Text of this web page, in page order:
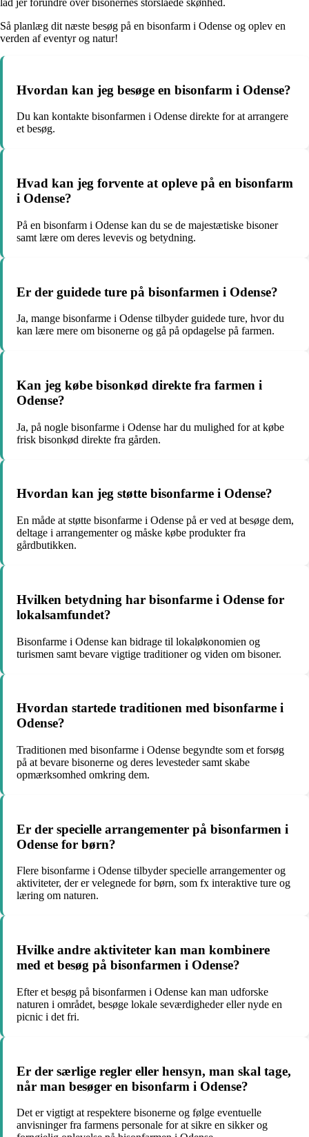
lad jer forundre over bisonernes storslåede skønhed.
Så planlæg dit næste besøg på en bisonfarm i Odense og oplev en
verden af eventyr og natur!
Hvordan kan jeg besøge en bisonfarm i Odense?
Du kan kontakte bisonfarmen i Odense direkte for at arrangere
et besøg.
Hvad kan jeg forvente at opleve på en bisonfarm
i Odense?
På en bisonfarm i Odense kan du se de majestætiske bisoner
samt lære om deres levevis og betydning.
Er der guidede ture på bisonfarmen i Odense?
Ja, mange bisonfarme i Odense tilbyder guidede ture, hvor du
kan lære mere om bisonerne og gå på opdagelse på farmen.
Kan jeg købe bisonkød direkte fra farmen i
Odense?
Ja, på nogle bisonfarme i Odense har du mulighed for at købe
frisk bisonkød direkte fra gården.
Hvordan kan jeg støtte bisonfarme i Odense?
En måde at støtte bisonfarme i Odense på er ved at besøge dem,
deltage i arrangementer og måske købe produkter fra
gårdbutikken.
Hvilken betydning har bisonfarme i Odense for
lokalsamfundet?
Bisonfarme i Odense kan bidrage til lokaløkonomien og
turismen samt bevare vigtige traditioner og viden om bisoner.
Hvordan startede traditionen med bisonfarme i
Odense?
Traditionen med bisonfarme i Odense begyndte som et forsøg
på at bevare bisonerne og deres levesteder samt skabe
opmærksomhed omkring dem.
Er der specielle arrangementer på bisonfarmen i
Odense for børn?
Flere bisonfarme i Odense tilbyder specielle arrangementer og
aktiviteter, der er velegnede for børn, som fx interaktive ture og
læring om naturen.
Hvilke andre aktiviteter kan man kombinere
med et besøg på bisonfarmen i Odense?
Efter et besøg på bisonfarmen i Odense kan man udforske
naturen i området, besøge lokale seværdigheder eller nyde en
picnic i det fri.
Er der særlige regler eller hensyn, man skal tage,
når man besøger en bisonfarm i Odense?
Det er vigtigt at respektere bisonerne og følge eventuelle
anvisninger fra farmens personale for at sikre en sikker og